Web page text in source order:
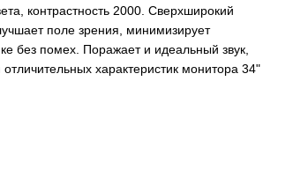
контрастность 2000. Сверхширокий
поле зрения, минимизирует
без помех. Поражает и идеальный звук,
характеристик монитора 34"